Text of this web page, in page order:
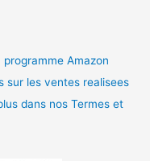
Amazon
sur les ventes realisees
dans nos Termes et